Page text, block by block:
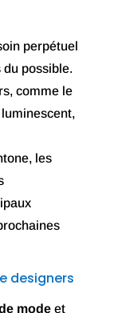
perpétuel
du possible.
comme le
les
designers
modeet